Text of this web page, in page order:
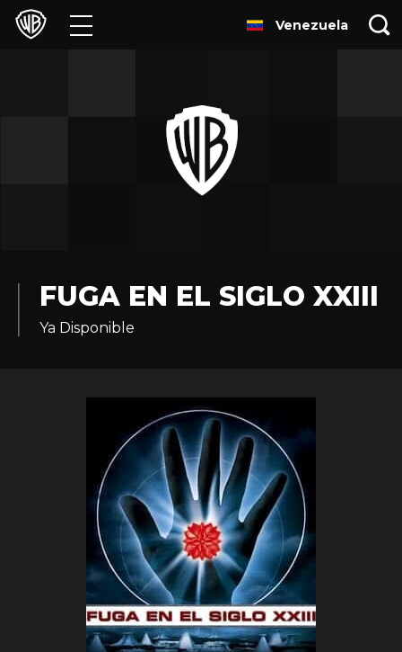
Películas
Juegos y Aplicaciones
Experiencias
Venezuela
FUGA EN EL SIGLO XXIII
Ya Disponible